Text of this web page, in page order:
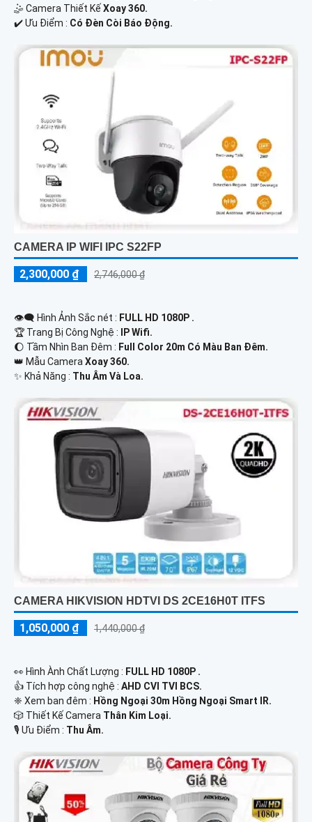
🤹 Camera Thiết Kế Xoay 360.
️✔️ Ưu Điểm : Có Đèn Còi Báo Động.
CAMERA IP WIFI IPC S22FP
2,300,000 ₫ 2,746,000 ₫
👁️‍🗨 Hình Ảnh Sắc nét : FULL HD 1080P .
🏆 Trang Bị Công Nghệ :
IP Wifi.
🌔 Tầm Nhìn Ban Đêm : Full Color 20m Có Màu Ban Đêm.
👑 Mẫu CameraXoay 360.
️✨ Khả Năng : Thu Âm Và Loa.
CAMERA HIKVISION HDTVI DS 2CE16H0T ITFS
1,050,000 ₫ 1,440,000 ₫
️👀 Hình Ành Chất Lượng : FULL HD 1080P .
👍 Tích hợp công nghệ : AHD CVI TVI BCS.
❈ Xem ban đêm : Hồng Ngoại 30m Hồng Ngoại Smart IR.
🎲 Thiết Kế Camera Thân Kim Loại.
️🎙 Ưu Điểm : Thu Âm.